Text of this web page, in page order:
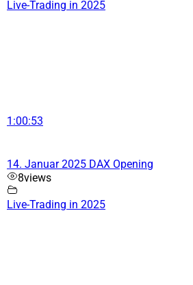
Live-Trading in 2025
1:00:53
14. Januar 2025 DAX Opening
8views
Live-Trading in 2025